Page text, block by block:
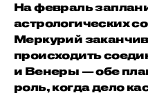
На февраль
астрологических
Меркурий
происходить
и Венеры — обе
роль, когда дело